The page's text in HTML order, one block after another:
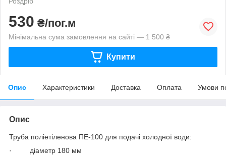
530 ₴/пог.м
Мінімальна сума замовлення на сайті — 1 500 ₴
Купити
Опис Характеристики Доставка Оплата Умови
Опис
Труба поліетіленова ПЕ-100 для подачі холодної води:
· діаметр 180 мм